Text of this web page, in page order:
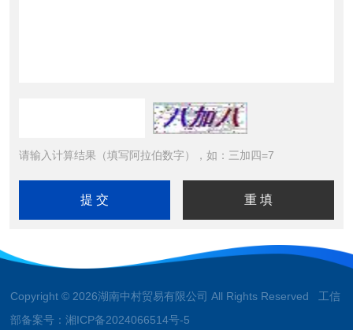
请输入计算结果（填写阿拉伯数字），如：三加四=7
Copyright © 2026湖南中村贸易有限公司 All Rights Reserved 工信
部备案号：湘ICP备2024066514号-5